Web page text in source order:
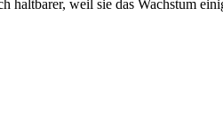
weil sie das Wachstum